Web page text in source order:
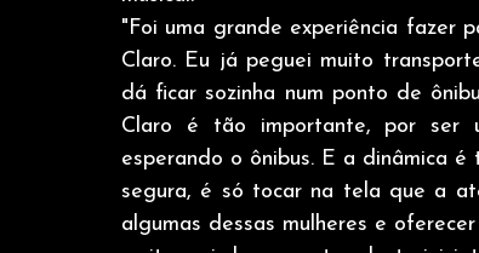
"Foi uma grande experiência fazer
Claro. Eu já peguei muito
dá ficar sozinha num ponto de
Claro é tão importante, por ser
esperando o ônibus. E a dinâmica
segura, é só tocar na tela que a
algumas dessas mulheres e